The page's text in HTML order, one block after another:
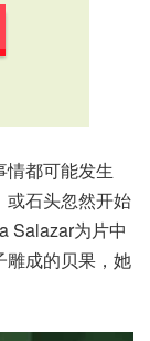
情都可能发生
石头忽然开始
Salazar为片中
雕成的贝果，她